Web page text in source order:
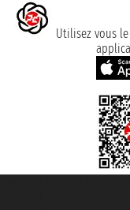
Utilisez vous